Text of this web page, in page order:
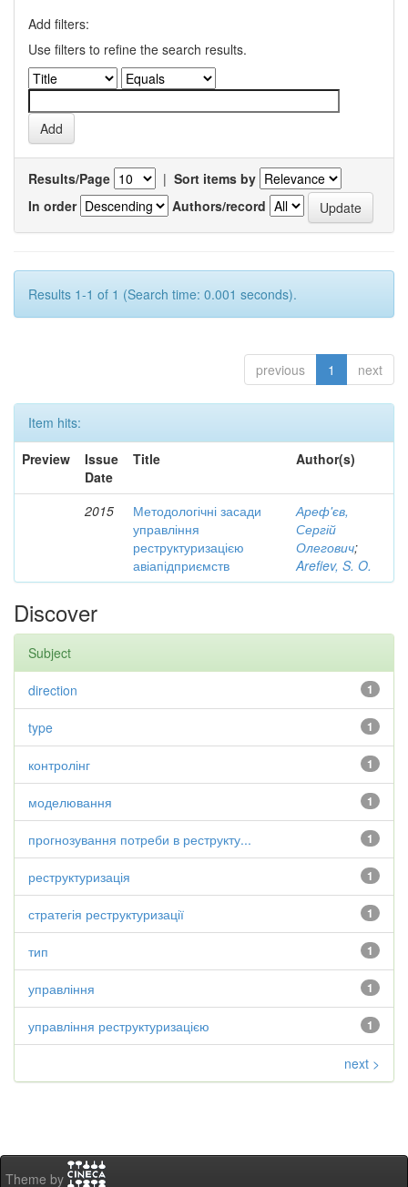
Add filters:
Use filters to refine the search results.
Results/Page | Sort items by
In order
Authors/record
Results 1-1 of 1 (Search time: 0.001 seconds).
previous 1 next
Item hits:
Preview
Issue
Date
Title Author(s)
2015
Методологічні засади
управління
реструктуризацією
авіапідприємств
Ареф'єв,
Сергій
Олегович;
Arefiev, S. O.
Discover
Subject
1
direction
1
type
1
контролінг
1
моделювання
1
прогнозування потреби в реструкту...
1
реструктуризація
1
стратегія реструктуризації
1
тип
1
управління
1
управління реструктуризацією
next >
Theme by